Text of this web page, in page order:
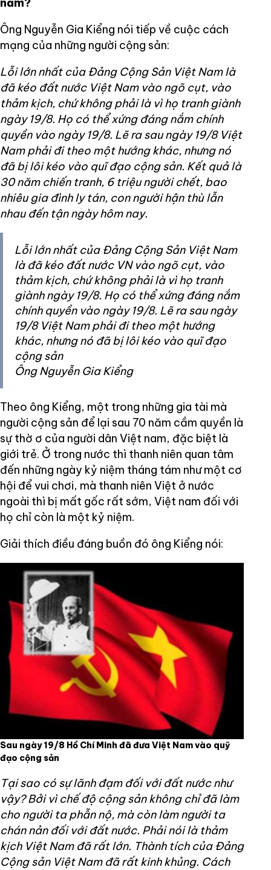
năm?
Ông Nguyễn Gia Kiểng nói tiếp về cuộc cách
mạng của những người cộng sản:
Lỗi lớn nhất của Đảng Cộng Sản Việt Nam là
đã kéo đất nước Việt Nam vào ngõ cụt, vào
thảm kịch, chứ không phải là vì họ tranh giành
ngày 19/8. Họ có thể xứng đáng nắm chính
quyền vào ngày 19/8. Lẽ ra sau ngày 19/8 Việt
Nam phải đi theo một hướng khác, nhưng nó
đã bị lôi kéo vào quĩ đạo cộng sản. Kết quả là
30 năm chiến tranh, 6 triệu người chết, bao
nhiêu gia đình ly tán, con người hận thù lẫn
nhau đến tận ngày hôm nay.
Lỗi lớn nhất của Đảng Cộng Sản Việt Nam
là đã kéo đất nước VN vào ngõ cụt, vào
thảm kịch, chứ không phải là vì họ tranh
giành ngày 19/8. Họ có thể xứng đáng nắm
chính quyền vào ngày 19/8. Lẽ ra sau ngày
19/8 Việt Nam phải đi theo một hướng
khác, nhưng nó đã bị lôi kéo vào quĩ đạo
cộng sản
Ông Nguyễn Gia Kiểng
Theo ông Kiểng, một trong những gia tài mà
người cộng sản để lại sau 70 năm cầm quyền là
sự thờ ơ của người dân Việt nam, đặc biệt là
giới trẻ. Ở trong nước thì thanh niên quan tâm
đến những ngày kỷ niệm tháng tám như một cơ
hội để vui chơi, mà thanh niên Việt ở nước
ngoài thì bị mất gốc rất sớm, Việt nam đối với
họ chỉ còn là một kỷ niệm.
Giải thích điều đáng buồn đó ông Kiểng nói:
Sau ngày 19/8 Hồ Chí Minh đã đưa Việt Nam vào quỹ
đạo cộng sản
Tại sao có sự lãnh đạm đối với đất nước như
vậy? Bởi vì chế độ cộng sản không chỉ đã làm
cho người ta phẫn nộ, mà còn làm người ta
chán nản đối với đất nước. Phải nói là thảm
kịch Việt Nam đã rất lớn. Thành tích của Đảng
Cộng sản Việt Nam đã rất kinh khủng. Cách